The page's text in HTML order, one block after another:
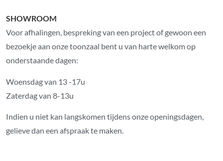
SHOWROOM
Voor afhalingen, bespreking van een project of gewoon een
bezoekje aan onze toonzaal bent u van harte welkom op
onderstaande dagen:
Woensdag van 13 -17u
Zaterdag van 8-13u
Indien u niet kan langskomen tijdens onze openingsdagen,
gelieve dan een afspraak te maken.